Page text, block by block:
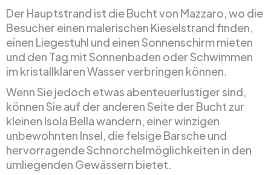
Der Hauptstrand ist die Bucht von Mazzaro, wo die
Besucher einen malerischen Kieselstrand finden,
einen Liegestuhl und einen Sonnenschirm mieten
und den Tag mit Sonnenbaden oder Schwimmen
im kristallklaren Wasser verbringen können.
Wenn Sie jedoch etwas abenteuerlustiger sind,
können Sie auf der anderen Seite der Bucht zur
kleinen Isola Bella wandern, einer winzigen
unbewohnten Insel, die felsige Barsche und
hervorragende Schnorchelmöglichkeiten in den
umliegenden Gewässern bietet.